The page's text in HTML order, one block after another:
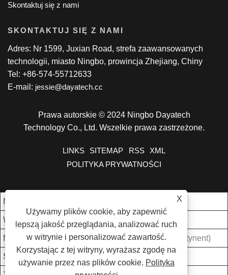
X
Używamy plików cookie, aby zapewnić
lepszą jakość przeglądania, analizować ruch
w witrynie i personalizować zawartość.
Korzystając z tej witryny, wyrażasz zgodę na
używanie przez nas plików cookie. Polityka
Skontaktuj się z nami
SKONTAKTUJ SIĘ Z NAMI
Adres: Nr 1599, Juxian Road, strefa zaawansowanych
technologii, miasto Ningbo, prowincja Zhejiang, Chiny
Tel: +86-574-55712633
E-mail: jessie@dayatech.cc
Prawa autorskie © 2024 Ningbo Dayatech
Technology Co., Ltd. Wszelkie prawa zastrzeżone.
LINKS SITEMAP RSS
XML
POLITYKA PRYWATNOŚCI
Mój. Zamówienie:
Warunki płatności:
Miejsce pochodzenia: Zhejiang, Chiny (kontynent)
Środki transportu: Ocean